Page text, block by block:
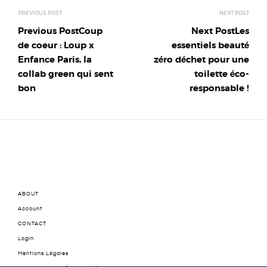
Previous PostCoup
de coeur : Loup x
Enfance Paris, la
collab green qui sent
bon
Next PostLes
essentiels beauté
zéro déchet pour une
toilette éco-
responsable !
ABOUT
Account
CONTACT
Login
Mentions Légales